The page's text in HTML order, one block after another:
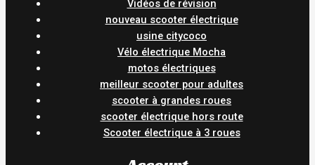
Vidéos de révision
nouveau scooter électrique
usine citycoco
Vélo électrique Mocha
motos électriques
meilleur scooter pour adultes
scooter à grandes roues
scooter électrique hors route
Scooter électrique à 3 roues